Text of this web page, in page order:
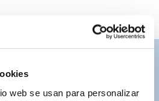
web se usan para personalizar